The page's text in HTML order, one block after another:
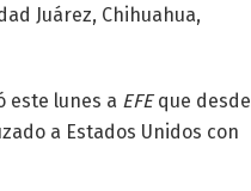
Juárez, Chihuahua,
este lunes a EFEque desde
a Estados Unidos con